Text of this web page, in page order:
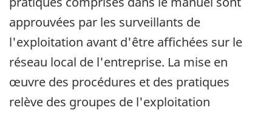
approuvées par les surveillants de
l'exploitation avant d'être affichées sur le
réseau local de l'entreprise. La mise en
œuvre des procédures et des pratiques
relève des groupes de l'exploitation